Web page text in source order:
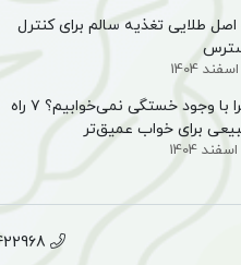
۵ اصل طلایی تغذیه سالم برای کنترل
چرا با وجود خستگی نمی‌خوابیم؟ ۷ راه
برای خواب عمیق‌تر